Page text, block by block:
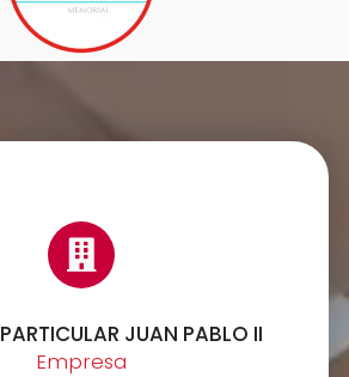
JUAN PABLO II
Empresa